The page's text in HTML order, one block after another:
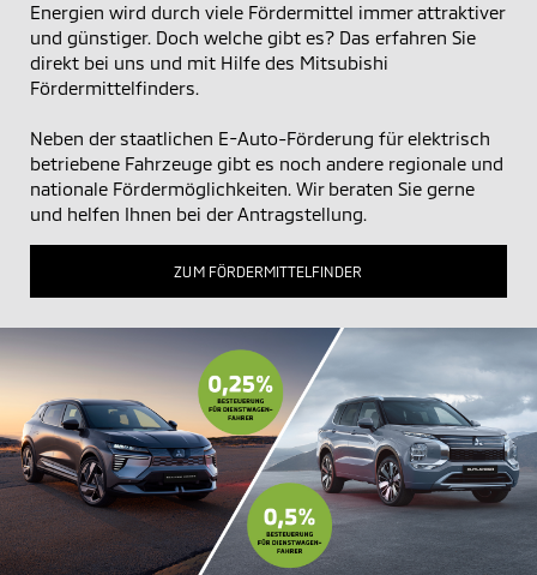
Energien wird durch viele Fördermittel immer attraktiver
und günstiger. Doch welche gibt es? Das erfahren Sie
direkt bei uns und mit Hilfe des Mitsubishi
Fördermittelfinders.
Neben der staatlichen E-Auto-Förderung für elektrisch
betriebene Fahrzeuge gibt es noch andere regionale und
nationale Fördermöglichkeiten. Wir beraten Sie gerne
und helfen Ihnen bei der Antragstellung.
ZUM FÖRDERMITTELFINDER